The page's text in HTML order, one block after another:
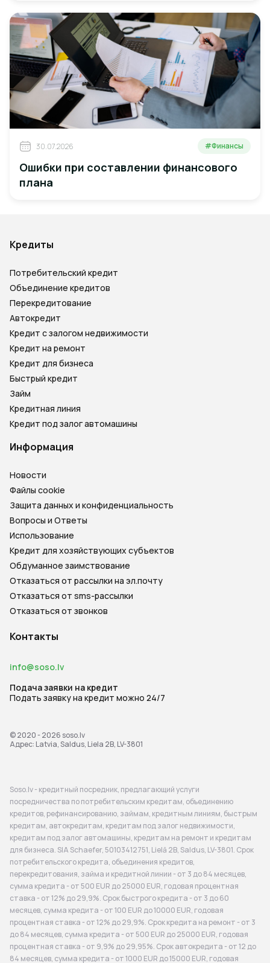
30.07.2026 #Финансы
Ошибки при составлении финансового
плана
© 2020 - 2026 soso.lv
Адрес: Latvia, Saldus, Liela 2B, LV-3801
Кредиты
Потребительский кредит
Объединение кредитов
Перекредитование
Автокредит
Кредит с залогом недвижимости
Кредит на ремонт
Кредит для бизнеса
Быстрый кредит
Займ
Кредитная линия
Кредит под залог автомашины
Информация
Новости
Файлы cookie
Защита данных и конфиденциальность
Вопросы и Ответы
Использование
Кредит для хозяйствующих субъектов
Обдуманное заимствование
Отказаться от рассылки на эл.почту
Отказаться от sms-рассылки
Отказаться от звонков
Контакты
info@soso.lv
Подача заявки на кредит
Подать заявку на кредит можно 24/7
Soso.lv - кредитный посредник, предлагающий услуги
посредничества по потребительским кредитам, объединению
кредитов, рефинансированию, займам, кредитным линиям, быстрым
кредитам, автокредитам, кредитам под залог недвижимости,
кредитам под залог автомашины, кредитам на ремонт и кредитам
для бизнеса. SIA Schaefer, 50103412751, Lielā 2B, Saldus, LV-3801. Срок
потребительского кредита, объединения кредитов,
перекредитования, займа и кредитной линии - от 3 до 84 месяцев,
сумма кредита - от 500 EUR до 25000 EUR, годовая процентная
ставка - от 12% до 29,9%. Срок быстрого кредита - от 3 до 60
месяцев, сумма кредита - от 100 EUR до 10000 EUR, годовая
процентная ставка - от 12% до 29,9%. Срок кредита на ремонт - от 3
до 84 месяцев, сумма кредита - от 500 EUR до 25000 EUR, годовая
процентная ставка - от 9,9% до 29,95%. Срок автокредита - от 12 до
84 месяцев, сумма кредита - от 1000 EUR до 15000 EUR, годовая